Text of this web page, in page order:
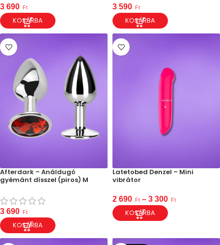
3 690 Ft
KOSÁRBA
3 590 Ft
KOSÁRBA
Afterdark – Análdugó
gyémánt dísszel (piros) M
3 690 Ft
KOSÁRBA
Latetobed Denzel – Mini
vibrátor
2 690 Ft – 3 300 Ft
KOSÁRBA